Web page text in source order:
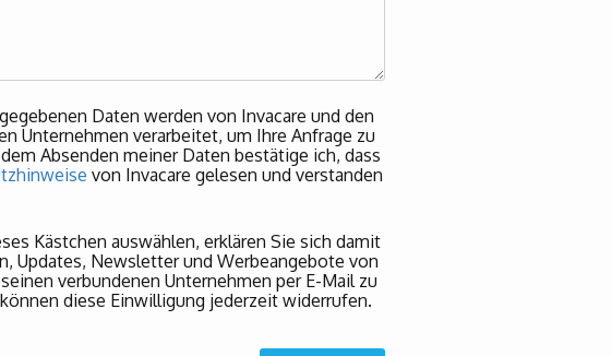
Daten werden von Invacare und den
Unternehmen verarbeitet, um Ihre Anfrage zu
Absenden meiner Daten bestätige ich, dass
von Invacare gelesen und verstanden
Kästchen auswählen, erklären Sie sich damit
Updates, Newsletter und Werbeangebote von
verbundenen Unternehmen per E-Mail zu
diese Einwilligung jederzeit widerrufen.